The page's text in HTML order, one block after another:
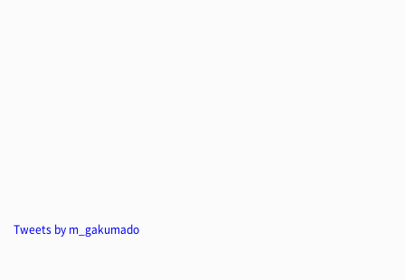
Tweets by m_gakumado